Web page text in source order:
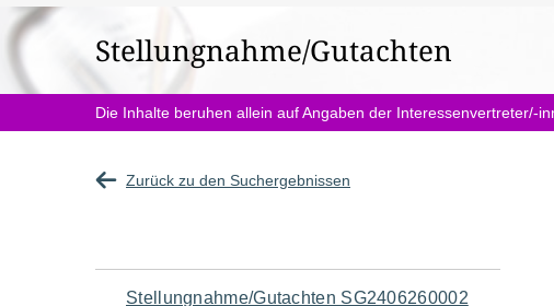
befinden
sich
hier:
Stellungnahme/Gutachten
Die Inhalte beruhen allein auf Angaben der Interessenvertreter/-
Zurück zu den Suchergebnissen
Navigation
Stellungnahme/Gutachten SG2406260002